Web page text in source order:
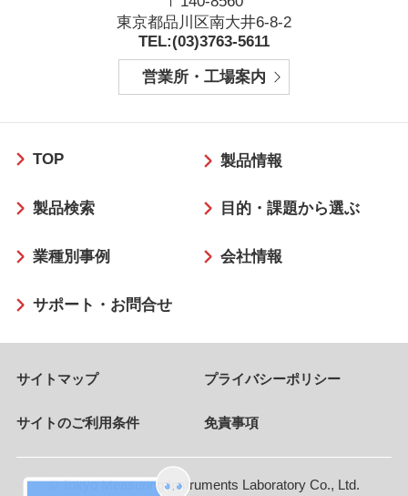
東京都品川区南大井6-8-2
TEL:(03)3763-5611
営業所・工場案内
ッ
ー
TOP 製品情報
製品検索 目的・課題から選ぶ
業種別事例 会社情報
サポート・お問合せ
サイトマップ プライバシーポリシー
サイトのご利用条件 免責事項
© Tokyo Measuring Instruments Laboratory Co., Ltd.